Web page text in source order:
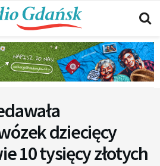
dziecięcy
10 tysięcy złotych